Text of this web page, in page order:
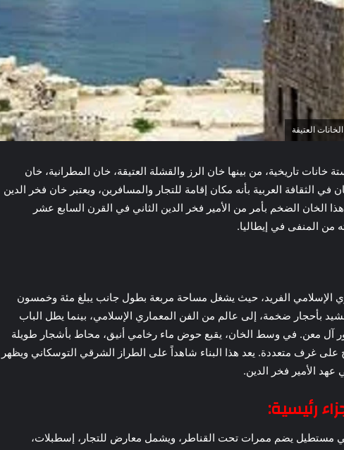
العتيقة
تاريخية، من بينها خان الرز والقشلة العتيقة، خان المطرانية، خان
الثقافة العربية بأنه مكان إقامة للتجار والمسافرين، ويعتبر خان فخر الدين
الخان الضخم بأمر من الأمير فخر الدين الثاني في القرن السابع عشر
الإسلامي الفريد، حيث يشغل مساحة مربعة بطول جانب يبلغ مئة وخمسون
بأحجار ضخمة، إلى عالم من الفن المعماري الإسلامي، بينما يطل الباب
آل معن. في وسط الخان، يقبع حوض ماء رخامي أنيق، محاط بأشجار طويلة
على غرف متعددة. يعد هذا البناء شاهداً على الطراز الشرقي التوسكاني ويظهر
عهد الأمير فخر الدين.
رئيسية:
مستطيل يضم ممرات تحت القناطر، ويشمل معارض للتجار، إسطبلات،